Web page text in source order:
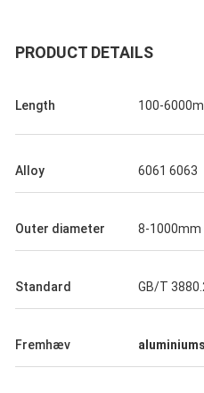
Michael
sourcingplatform til fremstilling af
PRODUCT DETAILS
Length 100-
Alloy 6061 6063
Outer diameter 8-1000mm
Standard GB/T
Fremhæv